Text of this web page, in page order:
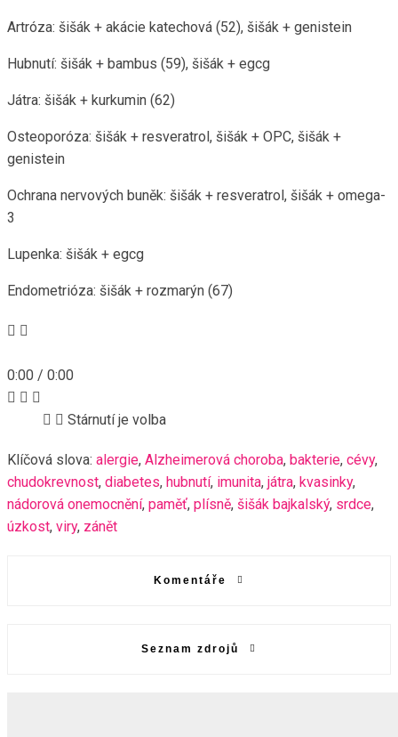
Artróza: šišák + akácie katechová (52), šišák + genistein
Hubnutí: šišák + bambus (59), šišák + egcg
Játra: šišák + kurkumin (62)
Osteoporóza: šišák + resveratrol, šišák + OPC, šišák +
genistein
Ochrana nervových buněk: šišák + resveratrol, šišák + omega-
3
Lupenka: šišák + egcg
Endometrióza: šišák + rozmarýn (67)
0:00 / 0:00
Stárnutí je volba
Klíčová slova: alergie, Alzheimerová choroba, bakterie, cévy,
chudokrevnost, diabetes, hubnutí, imunita, játra, kvasinky,
nádorová onemocnění, paměť, plísně, šišák bajkalský, srdce,
úzkost, viry, zánět
Komentáře
Seznam zdrojů